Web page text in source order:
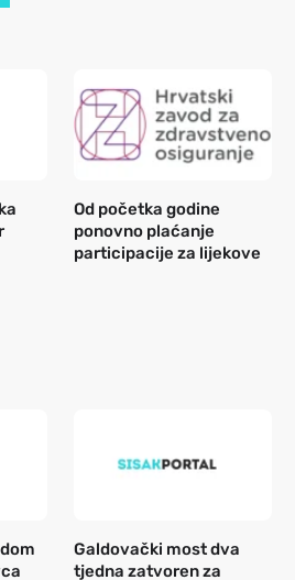
Od početka godine
ponovno plaćanje
participacije za lijekove
Galdovački most dva
tjedna zatvoren za